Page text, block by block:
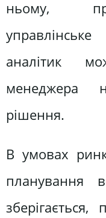
ньому,
аналітик
менеджера
рішення.
В умовах
планування